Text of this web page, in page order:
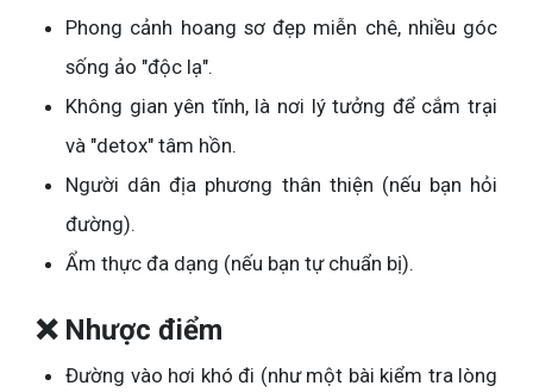
Phong cảnh hoang sơ đẹp miễn chê, nhiều góc
sống ảo "độc lạ".
Không gian yên tĩnh, là nơi lý tưởng để cắm trại
và "detox" tâm hồn.
Người dân địa phương thân thiện (nếu bạn hỏi
đường).
Ẩm thực đa dạng (nếu bạn tự chuẩn bị).
❌ Nhược điểm
Đường vào hơi khó đi (như một bài kiểm tra lòng